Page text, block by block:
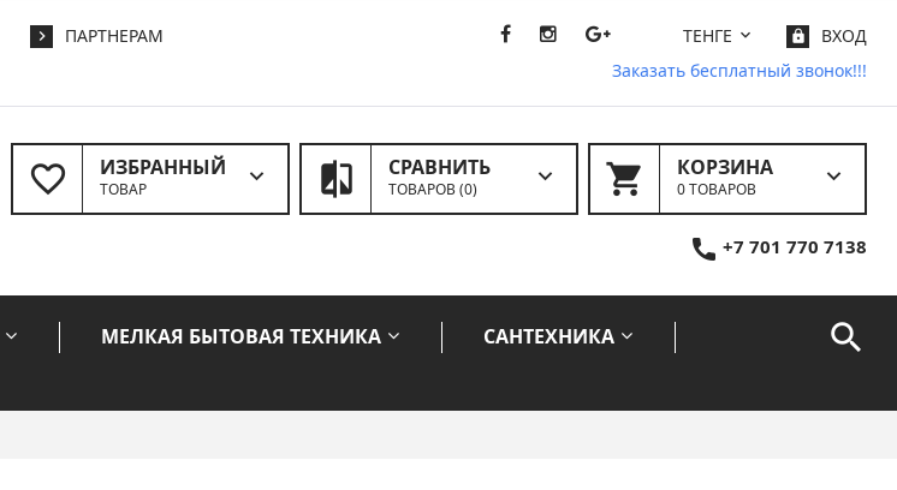
ПАРТНЕРАМ ВХОД
ТЕНГЕ
Заказать бесплатный звонок!!!
КОРЗИНА
0 ТОВАРОВ
СРАВНИТЬ
ТОВАРОВ (0)
ИЗБРАННЫЙ
ТОВАР
+7 701 770 7138
МЕЛКАЯ БЫТОВАЯ ТЕХНИКА
САНТЕХНИКА